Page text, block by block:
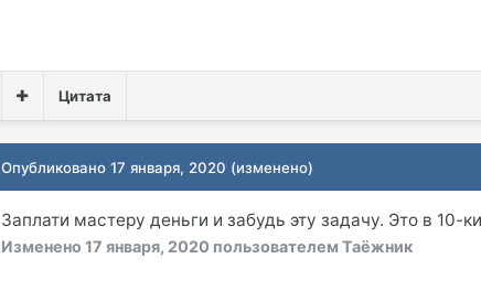
Цитата
Опубликовано17 января, 2020 (изменено)
Заплати мастеру деньги и забудь эту задачу. Это в 10-
Изменено17 января, 2020 пользователем Таёжник